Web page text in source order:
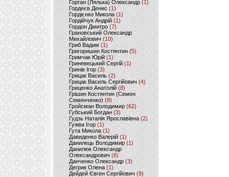
Горган (Лялька) Олександр(1)
Гордеєв Денис (1)
Гордієнко Микола (1)
Гордійчук Андрій (1)
Гордон Дмитро (7)
Грановський Олександр
Михайлович (10)
Гриб Вадим (1)
Григоришин Костянтин (5)
Гримчак Юрій(1)
Гриневецький Сергій(1)
Гринів Ігор (3)
Грицак Василь (2)
Грицак Василь Сергійович (4)
Гриценко Анатолій (8)
Грішин Костянтин (Семен
Семенченко)(8)
Гройсман Володимир(62)
Губський Богдан (3)
Гудзь Наталія Ярославівна(2)
Гужва Ігор (1)
Гута Микола (1)
Давиденко Валерій (1)
Данилець Володимир(1)
Данилюк Олександр
Олександрович (6)
Данченко Олександр (3)
Дегрик Олена(1)
Дейдей Євген Сергійович(9)